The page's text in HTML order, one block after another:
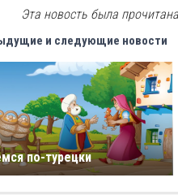
Эта новость была
и следующие новости
по-турецки